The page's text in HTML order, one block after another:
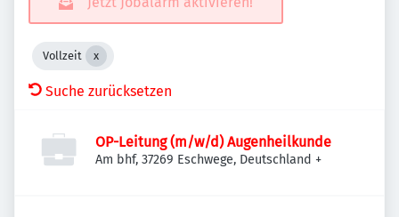
Vollzeit
Suche zurücksetzen
OP-Leitung (m/w/d) Augenheilkunde
Am bhf, 37269 Eschwege, Deutschland +